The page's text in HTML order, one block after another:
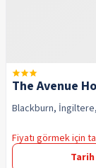
The Avenue
Blackburn,
Fiyatı görmek için
Tarih